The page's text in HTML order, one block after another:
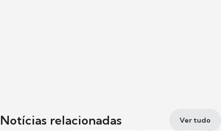
Notícias relacionadas Ver tudo